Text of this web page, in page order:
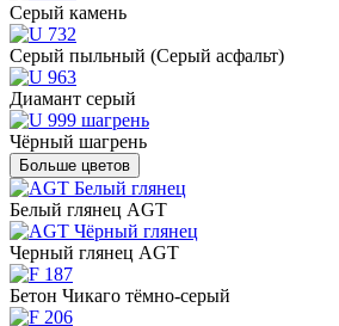
Серый камень
Серый пыльный (Серый асфальт)
Диамант серый
Чёрный шагрень
Больше цветов
Белый глянец AGT
Черный глянец AGT
Бетон Чикаго тёмно-серый